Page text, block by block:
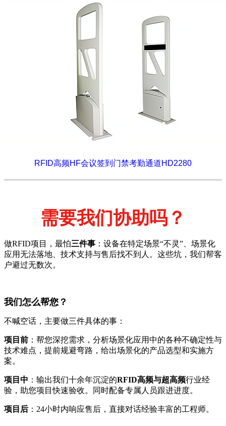
RFID高频HF会议签到门禁考勤通道HD2280
需要我们协助吗？
做RFID项目，最怕三件事 ：设备在特定场景“不灵”、场景化
应用无法落地、技术支持与售后找不到人。这些坑，我们帮客
户避过无数次。
我们怎么帮您？
不喊空话，主要做三件具体的事：
项目前 ：帮您深挖需求，分析场景化应用中的各种不确定性与
技术难点，提前规避弯路，给出场景化的产品选型和实施方
案。
项目中 ：输出我们十余年沉淀的RFID高频与超高频行业经
验，助您项目快速验收。同时配备专属人员跟进进度。
项目后 ：24小时内响应售后，直接对话经验丰富的工程师。